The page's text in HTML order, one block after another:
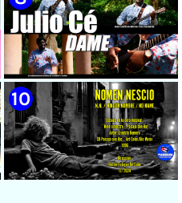
🟡 Beatriz Márquez - ¨Mujer
Bayamesa¨ 📺 Videoclip - 🎬
Director: Ángel Alderete
🟡 Julio Cé - ¨Dame¨ 📺
Videoclip